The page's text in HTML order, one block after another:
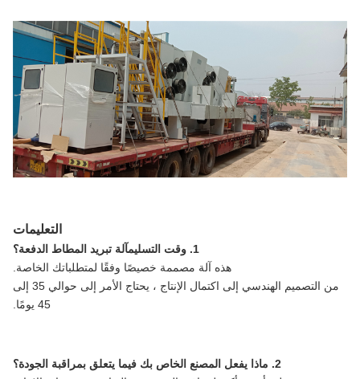
التعليمات
1. وقت التسليم آلة تبريد المطاط الدفعة؟
هذه آلة مصممة خصيصًا وفقًا لمتطلباتك الخاصة.
من التصميم الهندسي إلى اكتمال الإنتاج ، يحتاج الأمر إلى حوالي 35 إلى
45 يومًا.
2. ماذا يفعل المصنع الخاص بك فيما يتعلق بمراقبة الجودة؟